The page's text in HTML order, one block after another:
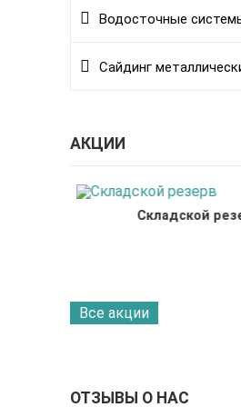
Водосточные
Сайдинг
АКЦИИ
Складской
Все акции
ОТЗЫВЫ О НАС